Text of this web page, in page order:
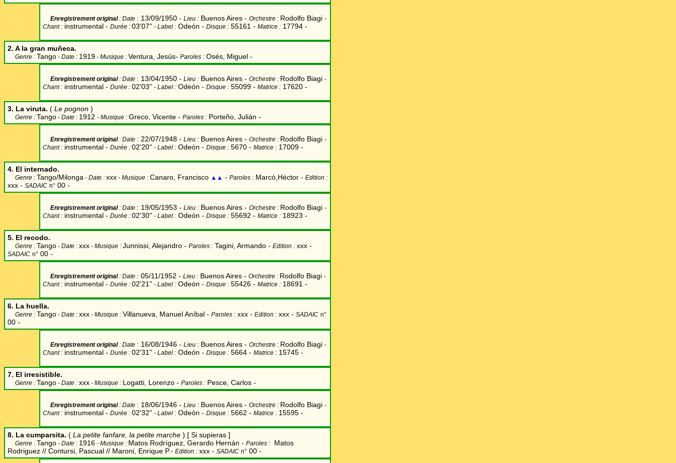
Enregistrement original: Date : 13/09/1950 - Lieu : Buenos Aires - Orchestre : Rodolfo Biagi -
Chant: instrumental - Durée : 03'07'' - Label : Odeón - Disque : 55161 - Matrice : 17794 -
2. A la gran muñeca.
Genre : Tango - Date : 1919 - Musique : Ventura, Jesús- Paroles : Osés, Miguel -
Enregistrement original: Date : 13/04/1950 - Lieu : Buenos Aires - Orchestre : Rodolfo Biagi -
Chant: instrumental - Durée : 02'03'' - Label : Odeón - Disque : 55099 - Matrice : 17620 -
3. La viruta. ( Le pognon )
Genre : Tango - Date : 1912 - Musique : Greco, Vicente - Paroles : Porteño, Julián -
Enregistrement original: Date : 22/07/1948 - Lieu : Buenos Aires - Orchestre : Rodolfo Biagi -
Chant: instrumental - Durée : 02'20'' - Label : Odeón - Disque : 5670 - Matrice : 17009 -
4. El internado.
Genre : Tango/Milonga - Date : xxx - Musique : Canaro, Francisco ▲▲ - Paroles : Marcó,Héctor - Edition :
xxx - SADAIC n° 00 -
Enregistrement original: Date : 19/05/1953 - Lieu : Buenos Aires - Orchestre : Rodolfo Biagi -
Chant: instrumental - Durée : 02'30'' - Label : Odeón - Disque : 55692 - Matrice : 18923 -
5. El recodo.
Genre : Tango - Date : xxx - Musique : Junnissi, Alejandro - Paroles : Tagini, Armando - Edition : xxx -
SADAIC n° 00 -
Enregistrement original: Date : 05/11/1952 - Lieu : Buenos Aires - Orchestre : Rodolfo Biagi -
Chant: instrumental - Durée : 02'21'' - Label : Odeón - Disque : 55426 - Matrice : 18691 -
6. La huella.
Genre : Tango - Date : xxx - Musique : Villanueva, Manuel Aníbal - Paroles : xxx - Edition : xxx - SADAIC n°
00 -
Enregistrement original: Date : 16/08/1946 - Lieu : Buenos Aires - Orchestre : Rodolfo Biagi -
Chant: instrumental - Durée : 02'31'' - Label : Odeón - Disque : 5664 - Matrice : 15745 -
7. El irresistible.
Genre : Tango - Date : xxx - Musique : Logatti, Lorenzo - Paroles : Pesce, Carlos -
Enregistrement original: Date : 18/06/1946 - Lieu : Buenos Aires - Orchestre : Rodolfo Biagi -
Chant: instrumental - Durée : 02'32'' - Label : Odeón - Disque : 5662 - Matrice : 15595 -
8. La cumparsita. ( La petite fanfare, la petite marche ) [ Si supieras ]
Genre : Tango - Date : 1916 - Musique : Matos Rodríguez, Gerardo Hernán - Paroles :
Matos
Rodriguez // Contursi, Pascual // Maroni, Enrique P.- Edition : xxx - SADAIC n° 00 -